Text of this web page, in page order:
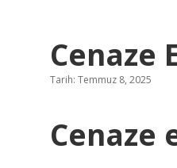
Cenaze
Tarih: Temmuz 8, 2025
Cenaze